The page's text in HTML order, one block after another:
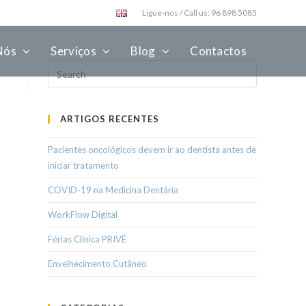
Ligue-nos / Call us: 96 898 5085
Serviços Blog Contactos
ARTIGOS RECENTES
Pacientes oncológicos devem ir ao dentista antes de
iniciar tratamento
COVID-19 na Medicina Dentária
WorkFlow Digital
Férias Clínica PRIVÉ
Envelhecimento Cutâneo